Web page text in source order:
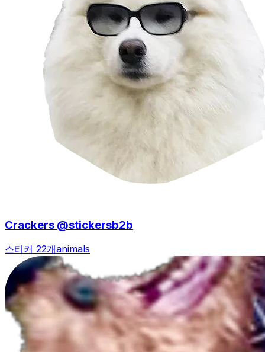
Crackers @stickersb2b
스티커 22개animals